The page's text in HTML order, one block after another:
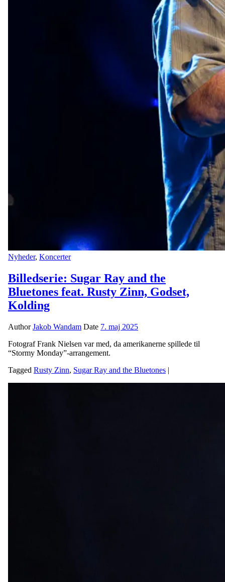
Nyheder, Koncerter
Billedserie: Sugar Ray and the
Bluetones feat. Rusty Zinn, Godset,
Kolding
AuthorJakob Wandam Date 7. maj 2025
Fotograf Frank Nielsen var med, da amerikanerne spillede til
“Stormy Monday”-arrangement.
Tagged Rusty Zinn, Sugar Ray and the Bluetones |